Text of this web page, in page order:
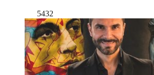
5432